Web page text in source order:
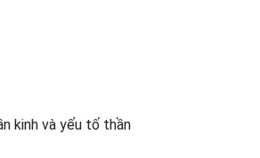
kinh và yếu tố thần